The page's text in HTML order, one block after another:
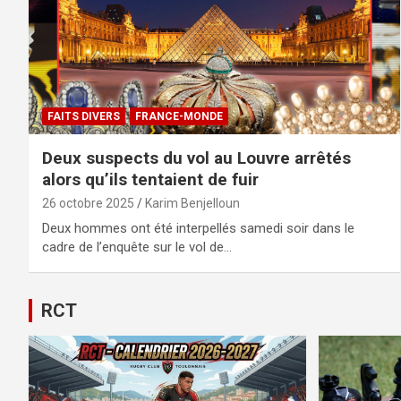
FAITS DIVERS FRANCE-MONDE
Deux suspects du vol au Louvre arrêtés
alors qu’ils tentaient de fuir
26 octobre 2025 Karim Benjelloun
Deux hommes ont été interpellés samedi soir dans le
cadre de l’enquête sur le vol de…
RCT